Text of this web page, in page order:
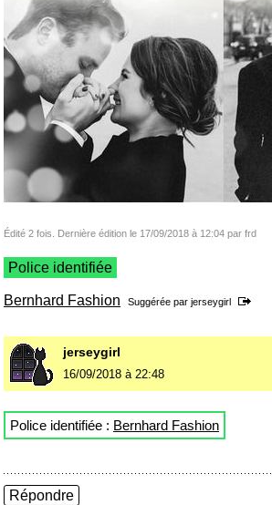
Édité 2 fois. Dernière édition le 17/09/2018 à 12:04 par frd
Police identifiée
Bernhard Fashion Suggérée par jerseygirl
jerseygirl
16/09/2018 à 22:48
Police identifiée : Bernhard Fashion
Répondre